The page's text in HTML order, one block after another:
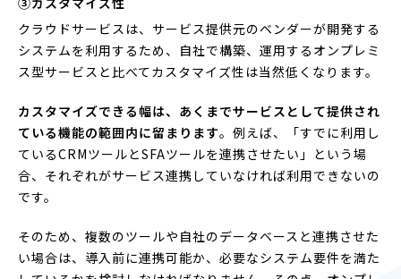
クラウドサービスは、サービス提供元のベンダーが開発する
システムを利用するため、自社で構築、運用するオンプレミ
ス型サービスと比べてカスタマイズ性は当然低くなります。
カスタマイズできる幅は、あくまでサービスとして提供され
ている機能の範囲内に留まります。例えば、「すでに利用し
ているCRMツールとSFAツールを連携させたい」という場
合、それぞれがサービス連携していなければ利用できないの
です。
そのため、複数のツールや自社のデータベースと連携させた
い場合は、導入前に連携可能か、必要なシステム要件を満た